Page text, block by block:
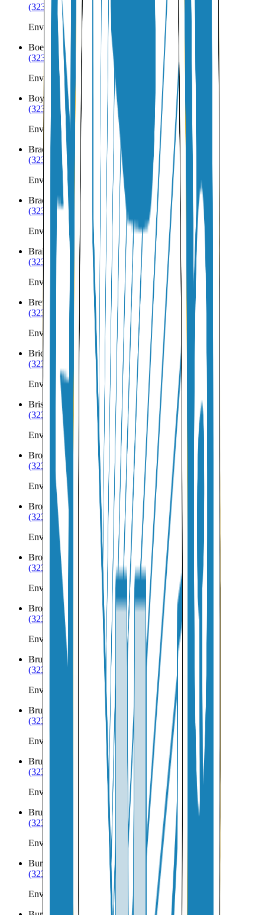
(323) 953-8100
Envíos a Nicaragua desde Blue Springs
Boelus
NE
(323) 953-8100
Envíos a Nicaragua desde Boelus
Boys Town
NE
(323) 953-8100
Envíos a Nicaragua desde Boys Town
Bradshaw NE
(323) 953-8100
Envíos a Nicaragua desde Bradshaw
Brady
NE
(323) 953-8100
Envíos a Nicaragua desde Brady
Brainard
(323) 953-8100
Envíos a Nicaragua desde Brainard
Brewster
NE
(323) 953-8100
Envíos a Nicaragua desde Brewster
Bridgeport
NE
(323) 953-8100
Envíos a Nicaragua desde Bridgeport
Bristow
NE
(323) 953-8100
Envíos a Nicaragua desde Bristow
Broadwater
NE
(323) 953-8100
Envíos a Nicaragua desde Broadwater
Brock
NE
(323) 953-8100
Envíos a Nicaragua desde Brock
Broken Bow
(323) 953-8100
Envíos a Nicaragua desde Broken Bow
Brownville
(323) 953-8100
Envíos a Nicaragua desde Brownville
Brule
(323) 953-8100
Envíos a Nicaragua desde Brule
Bruning
(323) 953-8100
Envíos a Nicaragua desde Bruning
Bruno
(323) 953-8100
Envíos a Nicaragua desde Bruno
Brunswick
(323) 953-8100
Envíos a Nicaragua desde Brunswick
Burchard
(323) 953-8100
Envíos a Nicaragua desde Burchard